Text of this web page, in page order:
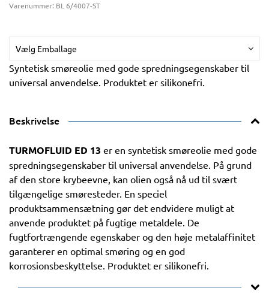
Varenummer: BL 6/4007-ST
Vælg Emballage
Syntetisk smøreolie med gode spredningsegenskaber til
universal anvendelse. Produktet er silikonefri.
Beskrivelse
TURMOFLUID ED 13 er en syntetisk smøreolie med gode
spredningsegenskaber til universal anvendelse. På grund
af den store krybeevne, kan olien også nå ud til svært
tilgængelige smøresteder. En speciel
produktsammensætning gør det endvidere muligt at
anvende produktet på fugtige metaldele. De
fugtfortrængende egenskaber og den høje metalaffinitet
garanterer en optimal smøring og en god
korrosionsbeskyttelse. Produktet er silikonefri.